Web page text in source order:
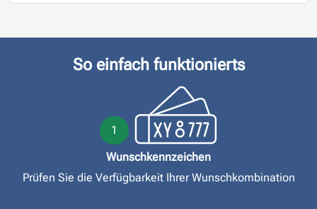
So einfach funktionierts
1
Wunschkennzeichen
Prüfen Sie die Verfügbarkeit Ihrer Wunschkombination